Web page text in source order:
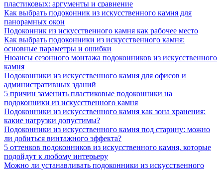
пластиковых: аргументы и сравнение
Как выбрать подоконник из искусственного камня для
панорамных окон
Подоконник из искусственного камня как рабочее место
Как выбрать подоконники из искусственного камня:
основные параметры и ошибки
Нюансы сезонного монтажа подоконников из искусственного
камня
Подоконники из искусственного камня для офисов и
административных зданий
5 причин заменить пластиковые подоконники на
подоконники из искусственного камня
Подоконники из искусственного камня как зона хранения:
какие нагрузки допустимы?
Подоконники из искусственного камня под старину: можно
ли добиться винтажного эффекта?
5 оттенков подоконников из искусственного камня, которые
подойдут к любому интерьеру
Можно ли устанавливать подоконники из искусственного